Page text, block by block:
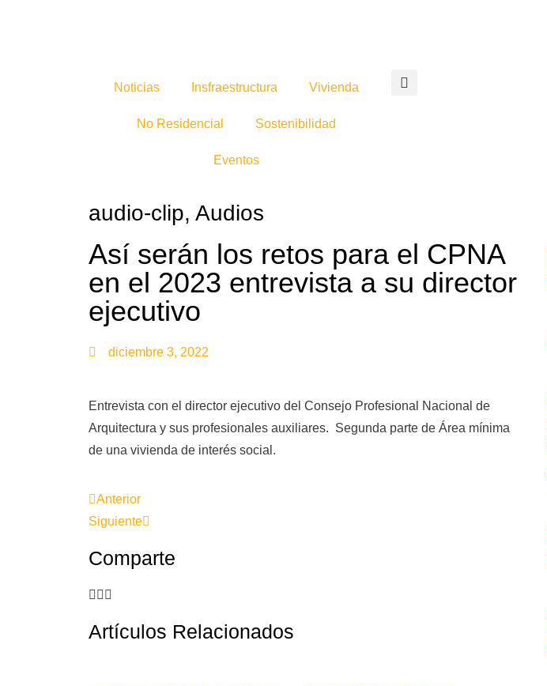
Noticias Insfraestructura Vivienda
No Residencial Sostenibilidad
Eventos
audio-clip, Audios
Así serán los retos para el CPNA
en el 2023 entrevista a su director
ejecutivo
diciembre 3, 2022
Entrevista con el director ejecutivo del Consejo Profesional Nacional de
Arquitectura y sus profesionales auxiliares. Segunda parte de Área mínima
de una vivienda de interés social.
Anterior
Siguiente
Comparte
Artículos Relacionados